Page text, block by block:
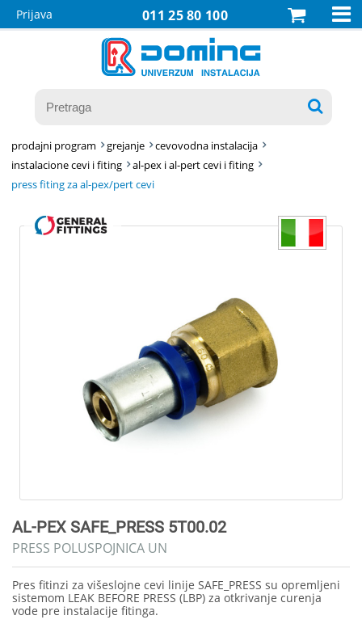
011 25 80 100
Prijava 

prodajni program grejanje
cevovodna instalacija
instalacione cevi i fiting
al-pex i al-pert cevi i fiting
press fiting za al-pex/pert cevi
AL-PEX SAFE_PRESS 5T00.02
PRESS POLUSPOJNICA UN
Pres fitinzi za višeslojne cevi linije SAFE_PRESS su opremljeni
sistemom LEAK BEFORE PRESS (LBP) za otkrivanje curenja
vode pre instalacije fitinga.